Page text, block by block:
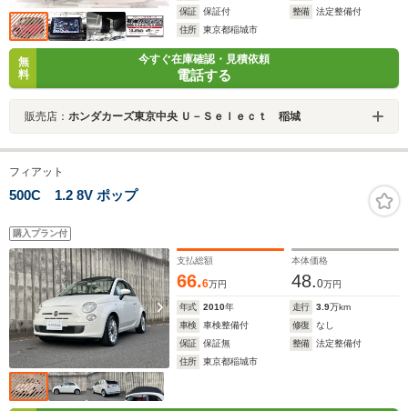
保証
保証付 整備
法定整備付
住所
東京都稲城市
無
料
今すぐ在庫確認・見積依頼
電話する
販売店： ホンダカーズ東京中央 Ｕ－Ｓｅｌｅｃｔ 稲城
フィアット
500C 1.2 8V ポップ
購入プラン付
支払総額
66.6万円
本体価格
48.0万円
年式 2010年 走行 3.9万km
車検
車検整備付 修復
なし
保証
保証無 整備
法定整備付
住所
東京都稲城市